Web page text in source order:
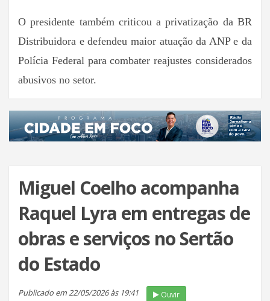
O presidente também criticou a privatização da BR
Distribuidora e defendeu maior atuação da ANP e da
Polícia Federal para combater reajustes considerados
abusivos no setor.
Miguel Coelho acompanha
Raquel Lyra em entregas de
obras e serviços no Sertão
do Estado
Publicado em 22/05/2026 às 19:41 Ouvir